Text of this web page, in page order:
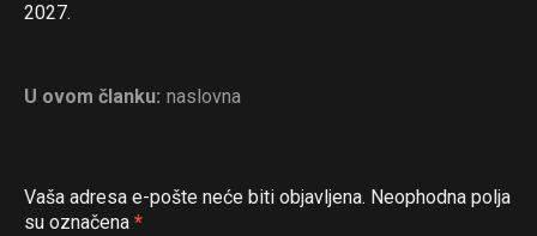
2027.
U ovom članku: naslovna
Vaša adresa e-pošte neće biti objavljena. Neophodna polja
su označena *